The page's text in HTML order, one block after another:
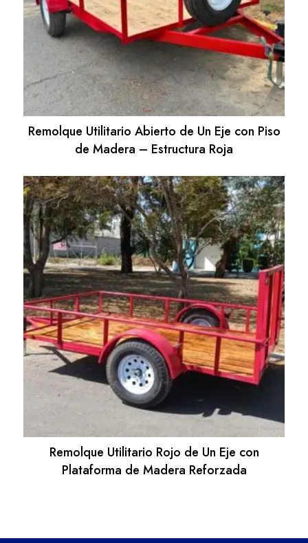
Remolque Utilitario Abierto de Un Eje con Piso
de Madera – Estructura Roja
Remolque Utilitario Rojo de Un Eje con
Plataforma de Madera Reforzada